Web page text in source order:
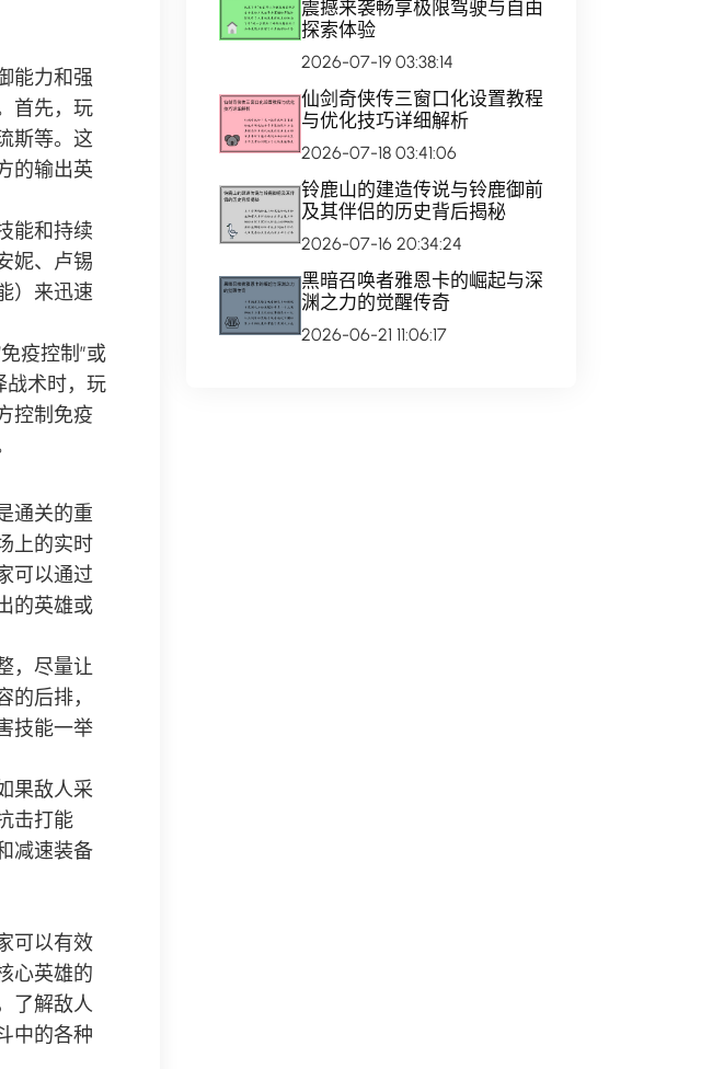
能力和强
首先，玩
斯等。这
的输出英
能和持续
妮、卢锡
）来迅速
疫控制”或
战术时，玩
控制免疫
通关的重
上的实时
可以通过
的英雄或
，尽量让
后排，
技能一举
果敌人采
击打能
减速装备
可以有效
心英雄的
了解敌人
中的各种
震撼来袭畅享极限驾驶与自由
探索体验
2026-07-19 03:38:14
仙剑奇侠传三窗口化设置教程
与优化技巧详细解析
2026-07-18 03:41:06
铃鹿山的建造传说与铃鹿御前
及其伴侣的历史背后揭秘
2026-07-16 20:34:24
黑暗召唤者雅恩卡的崛起与深
渊之力的觉醒传奇
2026-06-21 11:06:17